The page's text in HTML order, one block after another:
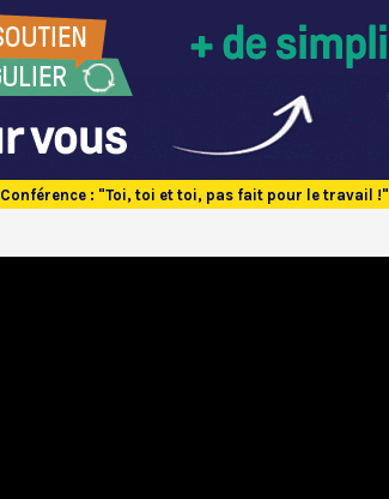
Conférence : "Toi, toi et toi, pas fait pour le travail !"